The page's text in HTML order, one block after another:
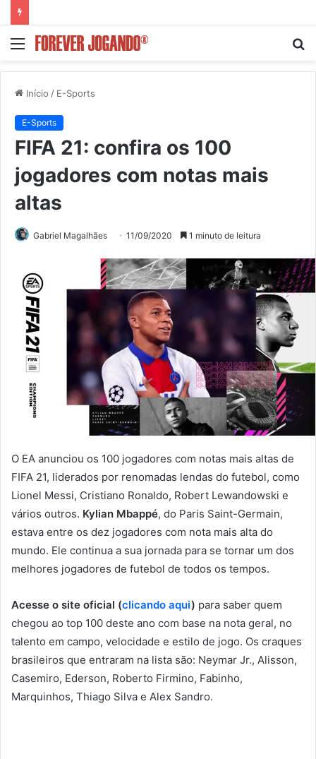
Menu
Início / E-Sports
E-Sports
FIFA 21: confira os 100
jogadores com notas mais
altas
Gabriel Magalhães 11/09/2020 1 minuto de leitura
O EA anunciou os 100 jogadores com notas mais altas de
FIFA 21, liderados por renomadas lendas do futebol, como
Lionel Messi, Cristiano Ronaldo, Robert Lewandowski e
vários outros. Kylian Mbappé, do Paris Saint-Germain,
estava entre os dez jogadores com nota mais alta do
mundo. Ele continua a sua jornada para se tornar um dos
melhores jogadores de futebol de todos os tempos.
Acesse o site oficial (clicando aqui) para saber quem
chegou ao top 100 deste ano com base na nota geral, no
talento em campo, velocidade e estilo de jogo. Os craques
brasileiros que entraram na lista são: Neymar Jr., Alisson,
Casemiro, Ederson, Roberto Firmino, Fabinho,
Marquinhos, Thiago Silva e Alex Sandro.